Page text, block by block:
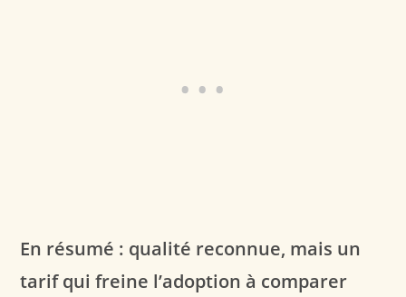
En résumé : qualité reconnue, mais un
tarif qui freine l’adoption à comparer